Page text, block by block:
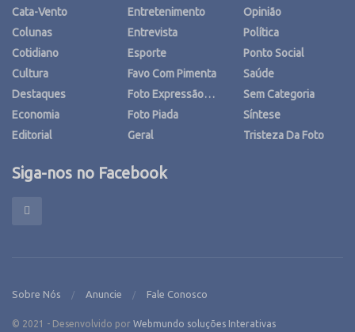
Cata-Vento
Colunas
Cotidiano
Cultura
Destaques
Economia
Editorial
Entretenimento
Entrevista
Esporte
Favo Com Pimenta
Foto Expressão…
Foto Piada
Geral
Opinião
Política
Ponto Social
Saúde
Sem Categoria
Síntese
Tristeza Da Foto
Siga-nos no Facebook
Sobre Nós Anuncie Fale Conosco
© 2021 - Desenvolvido por Webmundo soluções Interativas